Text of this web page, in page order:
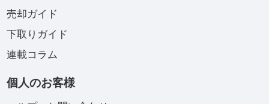
売却ガイド
下取りガイド
連載コラム
個人のお客様